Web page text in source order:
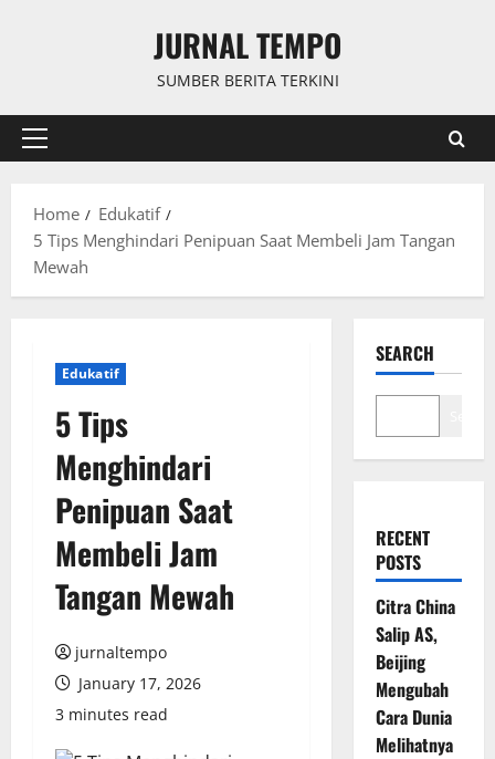
JURNAL TEMPO
SUMBER BERITA TERKINI
Primary
Home
Edukatif
5 Tips Menghindari Penipuan Saat Membeli Jam Tangan
Mewah
Edukatif
5 Tips
Menghindari
Penipuan Saat
Membeli Jam
Tangan Mewah
jurnaltempo
January 17, 2026
3 minutes read
SEARCH
RECENT
POSTS
Citra China
Salip AS,
Beijing
Mengubah
Cara Dunia
Melihatnya